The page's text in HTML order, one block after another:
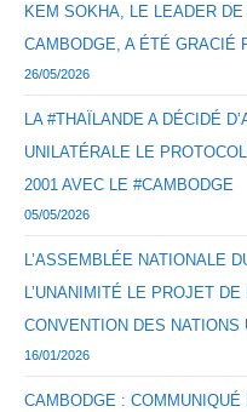
KEM SOKHA, LE LEADER
CAMBODGE, A ÉTÉ GRACIÉ
26/05/2026
LA #THAÏLANDE A DÉCIDÉ
UNILATÉRALE LE
2001 AVEC LE #CAMBODGE
05/05/2026
L’ASSEMBLÉE NATIONALE
L’UNANIMITÉ LE PROJET
CONVENTION DES
16/01/2026
CAMBODGE : COMMUNIQUÉ